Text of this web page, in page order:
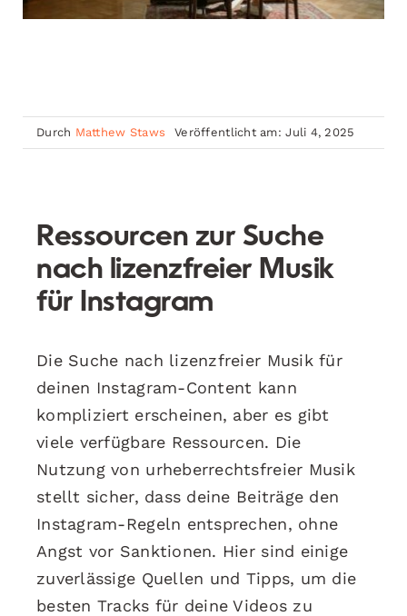
Durch Matthew Staws Veröffentlicht am: Juli 4, 2025
Ressourcen zur Suche
nach lizenzfreier Musik
für Instagram
Die Suche nach lizenzfreier Musik für
deinen Instagram-Content kann
kompliziert erscheinen, aber es gibt
viele verfügbare Ressourcen. Die
Nutzung von urheberrechtsfreier Musik
stellt sicher, dass deine Beiträge den
Instagram-Regeln entsprechen, ohne
Angst vor Sanktionen. Hier sind einige
zuverlässige Quellen und Tipps, um die
besten Tracks für deine Videos zu